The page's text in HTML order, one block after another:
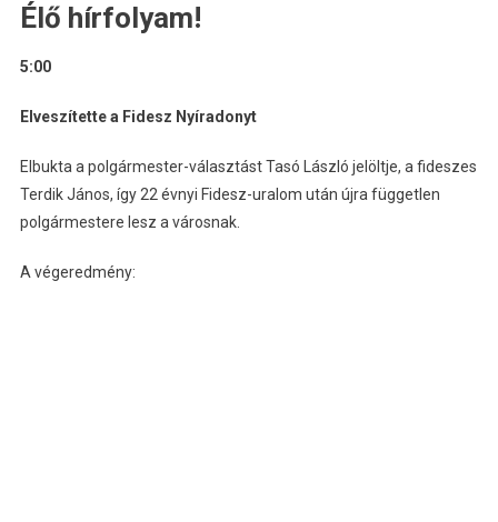
Élő hírfolyam!
5:00
Elveszítette a Fidesz Nyíradonyt
Elbukta a polgármester-választást Tasó László jelöltje, a fideszes
Terdik János, így 22 évnyi Fidesz-uralom után újra független
polgármestere lesz a városnak.
A végeredmény: